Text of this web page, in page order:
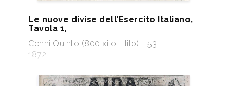
Le nuove divise dell’Esercito Italiano,
Tavola 1,
Cenni Quinto (800 xilo - lito) - 53
1872